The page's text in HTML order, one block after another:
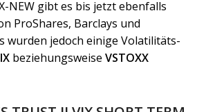
NEW gibt es bis jetzt ebenfalls
ProShares, Barclays und
wurden jedoch einige Volatilitäts-
beziehungsweise VSTOXX